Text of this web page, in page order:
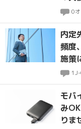
0
内定
頻度
施策
イナ
1J-
モバ
み
りま